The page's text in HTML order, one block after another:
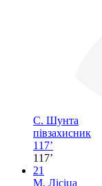
С. Шунта
півзахисник
117’
117’
21
М. Лісіца